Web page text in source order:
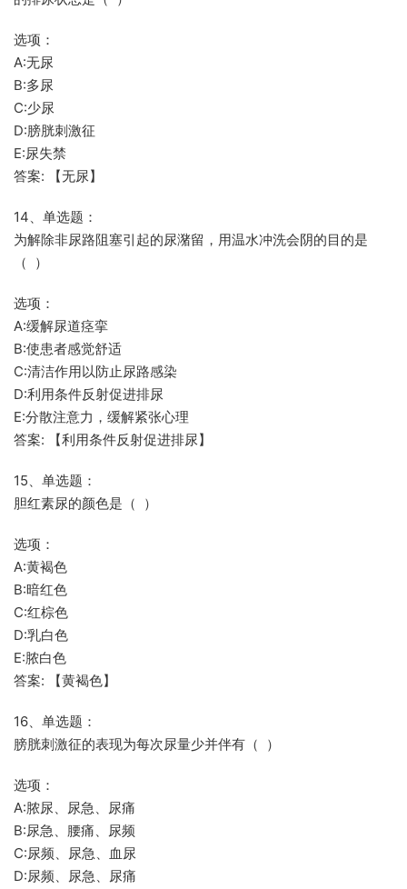
选项：
A:无尿
B:多尿
C:少尿
D:膀胱刺激征
E:尿失禁
答案: 【无尿】
14、单选题：
为解除非尿路阻塞引起的尿潴留，用温水冲洗会阴的目的是
（ ）
选项：
A:缓解尿道痉挛
B:使患者感觉舒适
C:清洁作用以防止尿路感染
D:利用条件反射促进排尿
E:分散注意力，缓解紧张心理
答案: 【利用条件反射促进排尿】
15、单选题：
胆红素尿的颜色是（ ）
选项：
A:黄褐色
B:暗红色
C:红棕色
D:乳白色
E:脓白色
答案: 【黄褐色】
16、单选题：
膀胱刺激征的表现为每次尿量少并伴有（ ）
选项：
A:脓尿、尿急、尿痛
B:尿急、腰痛、尿频
C:尿频、尿急、血尿
D:尿频、尿急、尿痛